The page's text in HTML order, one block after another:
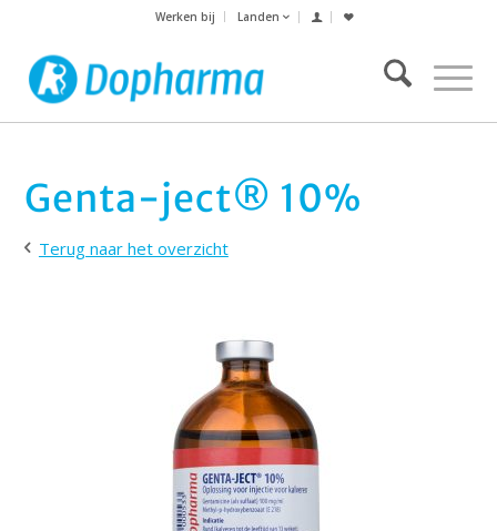
Werken bij Landen
Genta-ject® 10%
Terug naar het overzicht